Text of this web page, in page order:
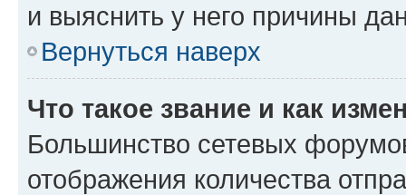
и выяснить у него причины
Вернуться наверх
Что такое звание и как
Большинство сетевых
отображения количества